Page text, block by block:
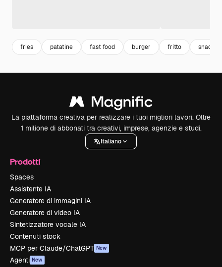
fries patatine fast food burger fritto snack
La piattaforma creativa per realizzare i tuoi migliori lavori. Oltre
1 milione di abbonati tra creativi, imprese, agenzie e studi.
Italiano
Prodotti
Spaces
Assistente IA
Generatore di immagini IA
Generatore di video IA
Sintetizzatore vocale IA
Contenuti stock
MCP per Claude/ChatGPT New
Agenti New